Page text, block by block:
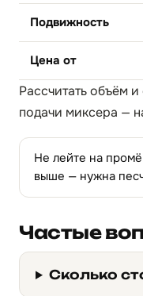
Подвижность
Цена от
Рассчитать объём
подачи миксера —
Не лейте на
выше — нужна
Частые
Сколько